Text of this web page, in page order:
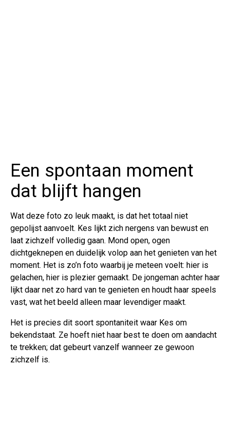
Een spontaan moment
dat blijft hangen
Wat deze foto zo leuk maakt, is dat het totaal niet
gepolijst aanvoelt. Kes lijkt zich nergens van bewust en
laat zichzelf volledig gaan. Mond open, ogen
dichtgeknepen en duidelijk volop aan het genieten van het
moment. Het is zo’n foto waarbij je meteen voelt: hier is
gelachen, hier is plezier gemaakt. De jongeman achter haar
lijkt daar net zo hard van te genieten en houdt haar speels
vast, wat het beeld alleen maar levendiger maakt.
Het is precies dit soort spontaniteit waar Kes om
bekendstaat. Ze hoeft niet haar best te doen om aandacht
te trekken; dat gebeurt vanzelf wanneer ze gewoon
zichzelf is.